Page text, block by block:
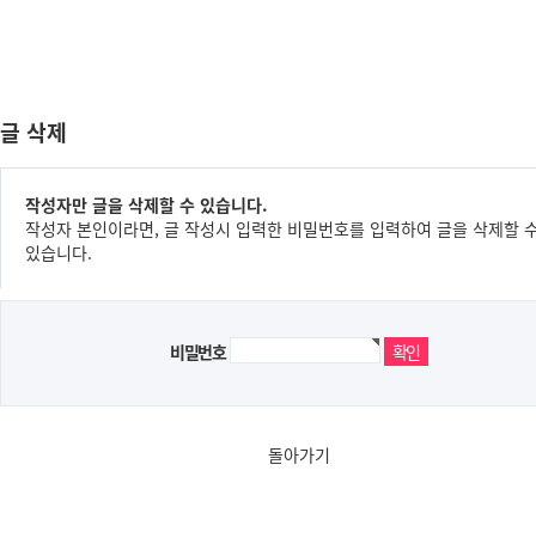
글 삭제
작성자만 글을 삭제할 수 있습니다.
작성자 본인이라면, 글 작성시 입력한 비밀번호를 입력하여 글을 삭제할
있습니다.
비밀번호
돌아가기